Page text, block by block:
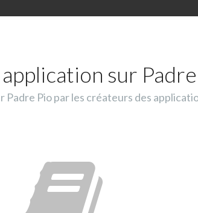
sur
Pio par les créateurs des